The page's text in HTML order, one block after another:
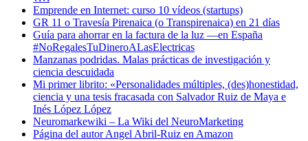
Emprende en Internet: curso 10 vídeos (startups)
GR 11 o Travesía Pirenaica (o Transpirenaica) en 21 días
Guía para ahorrar en la factura de la luz —en España
#NoRegalesTuDineroALasElectricas
Manzanas podridas. Malas prácticas de investigación y
ciencia descuidada
Mi primer librito: «Personalidades múltiples, (des)honestidad,
ciencia y una tesis fracasada con Salvador Ruiz de Maya e
Inés López López
Neuromarkewiki – La Wiki del NeuroMarketing
Página del autor Angel Abril-Ruiz en Amazon